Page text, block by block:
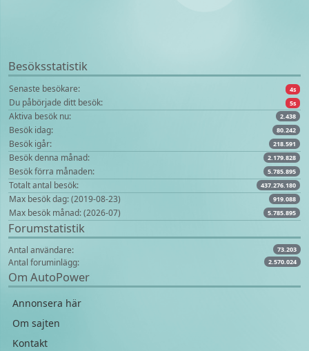
Besöksstatistik
Senaste besökare: 4s
Du påbörjade ditt besök: 5s
Aktiva besök nu: 2.438
Besök idag: 80.242
Besök igår: 218.591
Besök denna månad: 2.179.828
Besök förra månaden: 5.785.895
Totalt antal besök: 437.276.180
Max besök dag: (2019-08-23) 919.088
Max besök månad: (2026-07) 5.785.895
Forumstatistik
Antal användare: 73.203
Antal foruminlägg: 2.570.024
Om AutoPower
Annonsera här
Om sajten
Kontakt